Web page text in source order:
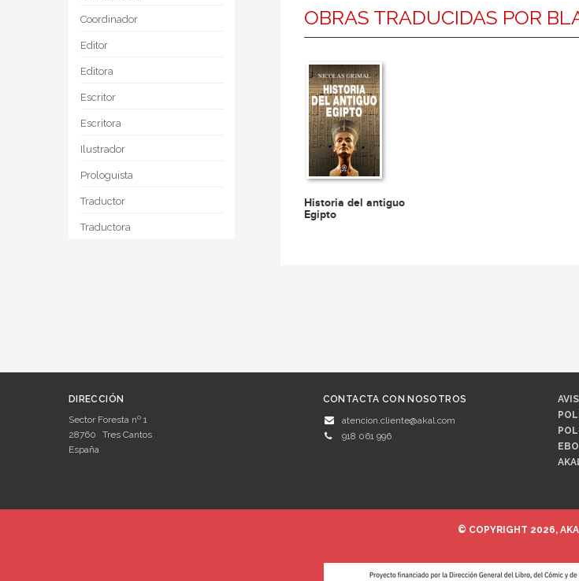
Coordinador
Editor
Editora
Escritor
Escritora
Ilustrador
Prologuista
Traductor
Traductora
OBRAS TRADUCIDAS POR
Historia del antiguo
Egipto
DIRECCIÓN
Sector Foresta nº 1
28760
Tres Cantos
España
CONTACTA CON NOSOTROS
atencion.cliente@akal.com
918 061 996
© COPYRIGHT 2026,